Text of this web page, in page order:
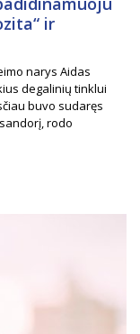
ir
narys Aidas
degalinių tinklui
buvo sudaręs
rodo